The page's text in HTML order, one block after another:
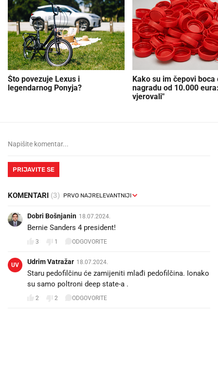
Što povezuje Lexus i
legendarnog Ponyja?
Kako su im čepovi boca
nagradu od 10.000
vjerovali"
PRIJAVITE SE
KOMENTARI (3)
Dobri Bošnjanin 18.07.2024.
Bernie Sanders 4 president!
3 1 ODGOVORITE
UV Udrim Vatražar 18.07.2024.
Staru pedofilčinu će zamijeniti mlađi pedofilčina. Ionako
su samo poltroni deep state-a .
2 2 ODGOVORITE